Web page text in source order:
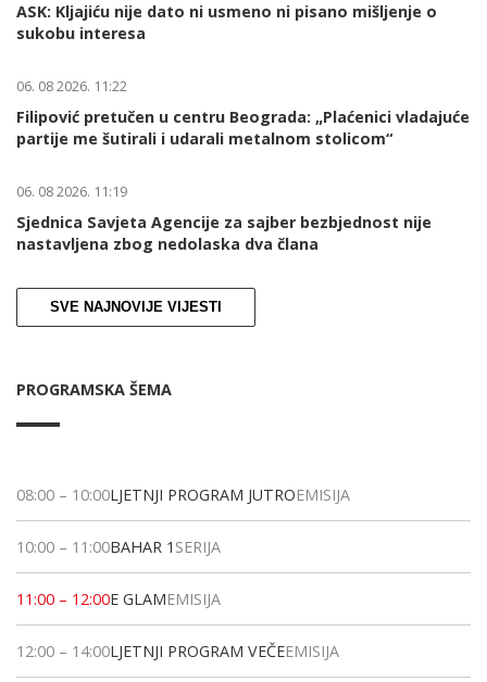
ASK: Kljajiću nije dato ni usmeno ni pisano mišljenje o
sukobu interesa
06. 08 2026. 11:22
Filipović pretučen u centru Beograda: „Plaćenici vladajuće
partije me šutirali i udarali metalnom stolicom“
06. 08 2026. 11:19
Sjednica Savjeta Agencije za sajber bezbjednost nije
nastavljena zbog nedolaska dva člana
SVE NAJNOVIJE VIJESTI
PROGRAMSKA ŠEMA
08:00 – 10:00LJETNJI PROGRAM JUTROEMISIJA
10:00 – 11:00BAHAR 1 SERIJA
11:00 – 12:00E GLAMEMISIJA
12:00 – 14:00LJETNJI PROGRAM VEČEEMISIJA